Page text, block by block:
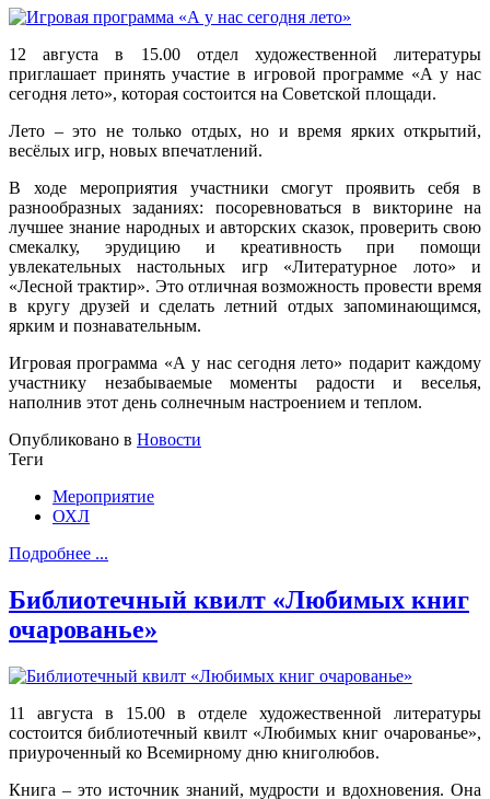
12 августа в 15.00 отдел художественной литературы
приглашает принять участие в игровой программе «А у нас
сегодня лето», которая состоится на Советской площади.
Лето – это не только отдых, но и время ярких открытий,
весёлых игр, новых впечатлений.
В ходе мероприятия участники смогут проявить себя в
разнообразных заданиях: посоревноваться в викторине на
лучшее знание народных и авторских сказок, проверить свою
смекалку, эрудицию и креативность при помощи
увлекательных настольных игр «Литературное лото» и
«Лесной трактир». Это отличная возможность провести время
в кругу друзей и сделать летний отдых запоминающимся,
ярким и познавательным.
Игровая программа «А у нас сегодня лето» подарит каждому
участнику незабываемые моменты радости и веселья,
наполнив этот день солнечным настроением и теплом.
Опубликовано в Новости
Теги
Мероприятие
ОХЛ
Подробнее ...
Библиотечный квилт «Любимых книг
очарованье»
11 августа в 15.00 в отделе художественной литературы
состоится библиотечный квилт «Любимых книг очарованье»,
приуроченный ко Всемирному дню книголюбов.
Книга – это источник знаний, мудрости и вдохновения. Она